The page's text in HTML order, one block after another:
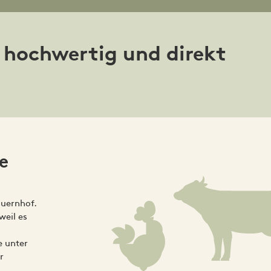
hochwertig und direkt
es
unter